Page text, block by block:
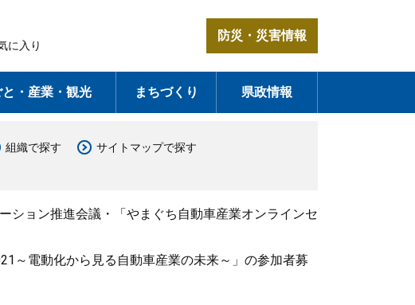
に入り
防災・災害情報
と・産業・観光 まちづくり 県政情報
組織で探す サイトマップで探す
ション推進会議・「やまぐち自動車産業オンラインセ
～電動化から見る自動車産業の未来～」の参加者募